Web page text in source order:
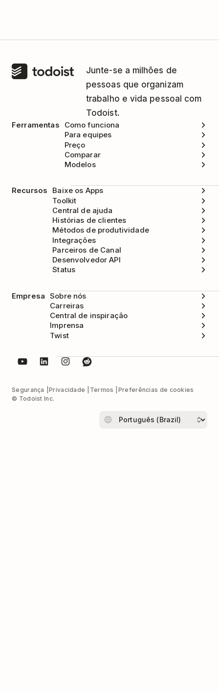
Junte-se a milhões de
pessoas que organizam
trabalho e vida pessoal com
Todoist.
Ferramentas
Como funciona
Para equipes
Preço
Comparar
Modelos
Recursos
Baixe os Apps
Toolkit
Central de ajuda
Histórias de clientes
Métodos de produtividade
Integrações
Parceiros de Canal
Desenvolvedor API
Status
Empresa Sobre nós
Carreiras
Central de inspiração
Imprensa
Twist
Segurança Privacidade Termos
Preferências de cookies
© Todoist Inc.